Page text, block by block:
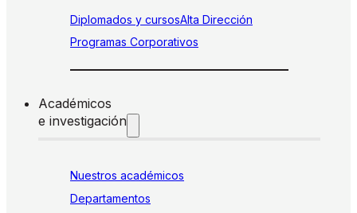
Diplomados y cursosAlta Dirección
Programas Corporativos
Académicos
e investigación
Nuestros académicos
Departamentos